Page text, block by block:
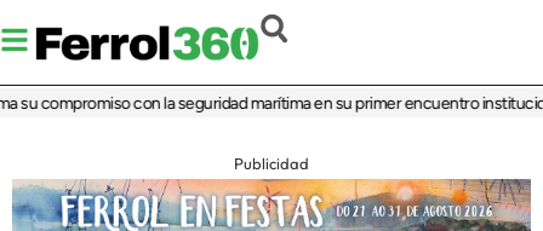
compromiso con la seguridad marítima en su primer encuentro institucional
Publicidad